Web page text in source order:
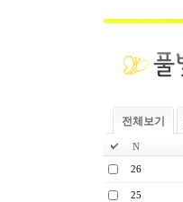
전체보기
N
26
25